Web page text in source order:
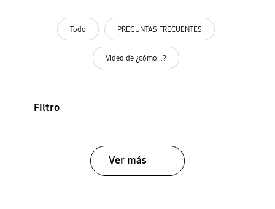
Todo PREGUNTAS FRECUENTES
Video de ¿cómo...?
Filtro
Ver más